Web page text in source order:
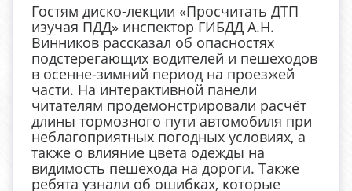
Гостям диско-лекции «Просчитать ДТП
изучая ПДД» инспектор ГИБДД А.Н.
Винников рассказал об опасностях
подстерегающих водителей и пешеходов
в осенне-зимний период на проезжей
части. На интерактивной панели
читателям продемонстрировали расчёт
длины тормозного пути автомобиля при
неблагоприятных погодных условиях, а
также о влияние цвета одежды на
видимость пешехода на дороги. Также
ребята узнали об ошибках, которые